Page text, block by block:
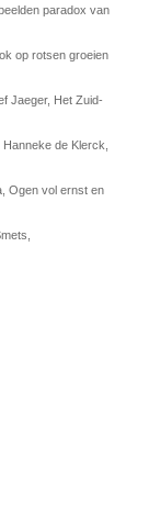
paradox van
op rotsen groeien
Jaeger, Het Zuid-
de Klerck,
Ogen vol ernst en